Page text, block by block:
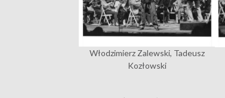
Włodzimierz Zalewski, Tadeusz
Kozłowski